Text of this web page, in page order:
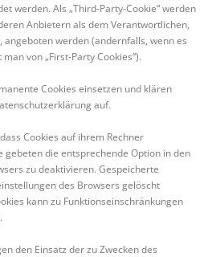
werden. Als „Third-Party-Cookie“ werden
Anbietern als dem Verantwortlichen,
werden (andernfalls, wenn es
von „First-Party Cookies“).
Cookies einsetzen und klären
auf.
Cookies auf ihrem Rechner
die entsprechende Option in den
zu deaktivieren. Gespeicherte
des Browsers gelöscht
kann zu Funktionseinschränkungen
den Einsatz der zu Zwecken des